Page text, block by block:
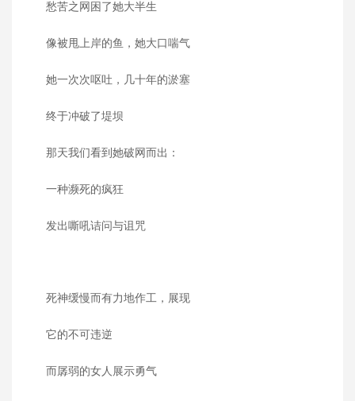
愁苦之网困了她大半生
像被甩上岸的鱼，她大口喘气
她一次次呕吐，几十年的淤塞
终于冲破了堤坝
那天我们看到她破网而出：
一种濒死的疯狂
发出嘶吼诘问与诅咒
死神缓慢而有力地作工，展现
它的不可违逆
而孱弱的女人展示勇气